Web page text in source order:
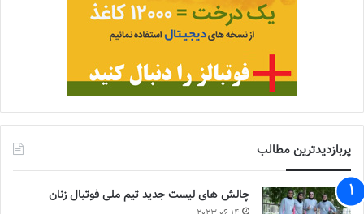
پربازدیدترین مطالب
چالش هاى ليست جدید تيم ملى فوتبال زنان